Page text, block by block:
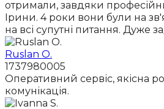
отримали, завдяки
Ірини. 4 роки вони були на
на всі супутні питання. Дуже
Ruslan O.
1737980005
Оперативний сервіс, якісна
комунікація.